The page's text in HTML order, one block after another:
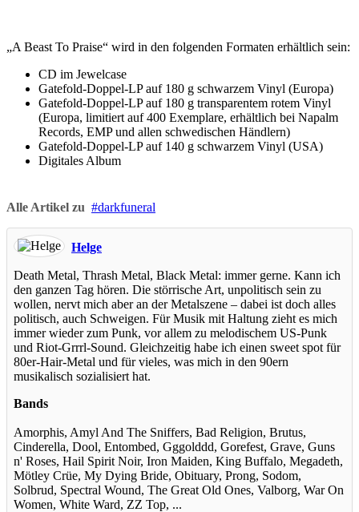
„A Beast To Praise“ wird in den folgenden Formaten erhältlich sein:
CD im Jewelcase
Gatefold-Doppel-LP auf 180 g schwarzem Vinyl (Europa)
Gatefold-Doppel-LP auf 180 g transparentem rotem Vinyl
(Europa, limitiert auf 400 Exemplare, erhältlich bei Napalm
Records, EMP und allen schwedischen Händlern)
Gatefold-Doppel-LP auf 140 g schwarzem Vinyl (USA)
Digitales Album
Alle Artikel zu darkfuneral
Helge
Death Metal, Thrash Metal, Black Metal: immer gerne. Kann ich
den ganzen Tag hören. Die störrische Art, unpolitisch sein zu
wollen, nervt mich aber an der Metalszene – dabei ist doch alles
politisch, auch Schweigen. Für Musik mit Haltung zieht es mich
immer wieder zum Punk, vor allem zu melodischem US-Punk
und Riot-Grrrl-Sound. Gleichzeitig habe ich einen sweet spot für
80er-Hair-Metal und für vieles, was mich in den 90ern
musikalisch sozialisiert hat.
Bands
Amorphis, Amyl And The Sniffers, Bad Religion, Brutus,
Cinderella, Dool, Entombed, Gggolddd, Gorefest, Grave, Guns
n' Roses, Hail Spirit Noir, Iron Maiden, King Buffalo, Megadeth,
Mötley Crüe, My Dying Bride, Obituary, Prong, Sodom,
Solbrud, Spectral Wound, The Great Old Ones, Valborg, War On
Women, White Ward, ZZ Top, ...